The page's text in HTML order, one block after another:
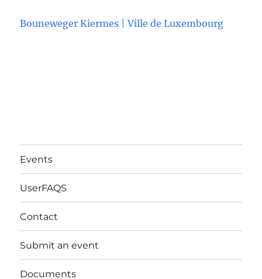
Bouneweger Kiermes | Ville de Luxembourg
Events
UserFAQS
Contact
Submit an event
Documents